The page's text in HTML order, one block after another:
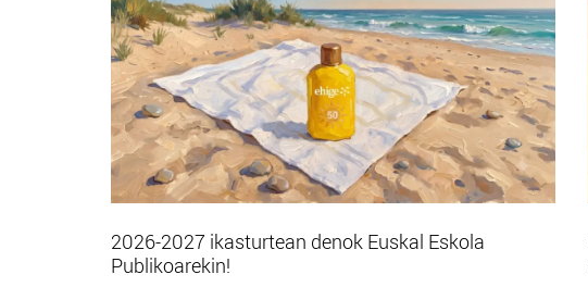
2026-2027 ikasturtean denok Euskal Eskola
Publikoarekin!